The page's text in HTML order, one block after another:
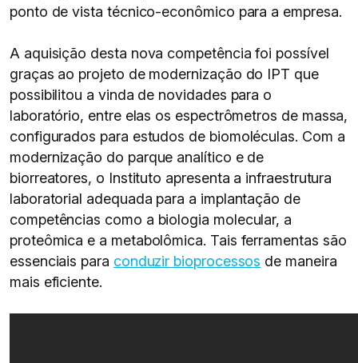
ponto de vista técnico-econômico para a empresa.
A aquisição desta nova competência foi possível
graças ao projeto de modernização do IPT que
possibilitou a vinda de novidades para o
laboratório, entre elas os espectrômetros de massa,
configurados para estudos de biomoléculas. Com a
modernização do parque analítico e de
biorreatores, o Instituto apresenta a infraestrutura
laboratorial adequada para a implantação de
competências como a biologia molecular, a
proteômica e a metabolômica. Tais ferramentas são
essenciais para conduzir bioprocessos de maneira
mais eficiente.